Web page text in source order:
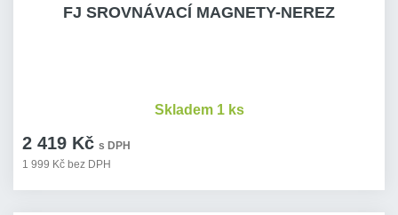
FJ SROVNÁVACÍ MAGNETY-NEREZ
2 419 Kč s DPH
1 999 Kč bez DPH
Skladem 1 ks